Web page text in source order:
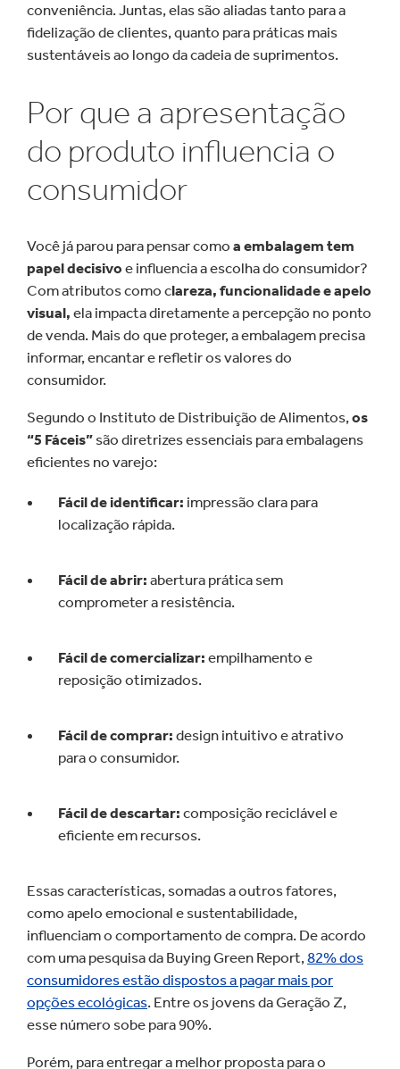
conveniência. Juntas, elas são aliadas tanto para a
fidelização de clientes, quanto para práticas mais
sustentáveis ao longo da cadeia de suprimentos.
Por que a apresentação
do produto influencia o
consumidor
Você já parou para pensar como a embalagem tem
papel decisivo e influencia a escolha do consumidor?
Com atributos como clareza, funcionalidade e apelo
visual, ela impacta diretamente a percepção no ponto
de venda. Mais do que proteger, a embalagem precisa
informar, encantar e refletir os valores do
consumidor.
Segundo o Instituto de Distribuição de Alimentos,os
“5 Fáceis” são diretrizes essenciais para embalagens
eficientes no varejo:
Fácil de identificar: impressão clara para
localização rápida.
Fácil de abrir: abertura prática sem
comprometer a resistência.
Fácil de comercializar: empilhamento e
reposição otimizados.
Fácil de comprar: design intuitivo e atrativo
para o consumidor.
Fácil de descartar: composição reciclável e
eficiente em recursos.
Essas características, somadas a outros fatores,
como apelo emocional e sustentabilidade,
influenciam o comportamento de compra. De acordo
com uma pesquisa da Buying Green Report,82% dos
consumidores estão dispostos a pagar mais por
opções ecológicas. Entre os jovens da Geração Z,
esse número sobe para 90%.
Porém, para entregar a melhor proposta para o